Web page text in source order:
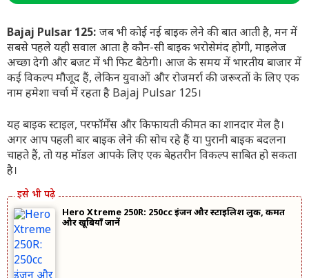
Bajaj Pulsar 125: जब भी कोई नई बाइक लेने की बात आती है, मन में
सबसे पहले यही सवाल आता है कौन-सी बाइक भरोसेमंद होगी, माइलेज
अच्छा देगी और बजट में भी फिट बैठेगी। आज के समय में भारतीय बाजार में
कई विकल्प मौजूद हैं, लेकिन युवाओं और रोजमर्रा की जरूरतों के लिए एक
नाम हमेशा चर्चा में रहता है Bajaj Pulsar 125।
यह बाइक स्टाइल, परफॉर्मेंस और किफायती कीमत का शानदार मेल है।
अगर आप पहली बार बाइक लेने की सोच रहे हैं या पुरानी बाइक बदलना
चाहते हैं, तो यह मॉडल आपके लिए एक बेहतरीन विकल्प साबित हो सकता
है।
Hero Xtreme 250R: 250cc इंजन और स्टाइलिश लुक, कीमत
और खूबियाँ जानें